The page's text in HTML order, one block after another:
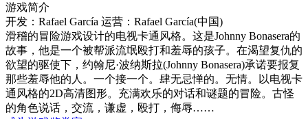
游戏简介
开发：Rafael García 运营：Rafael García(中国)
滑稽的冒险游戏设计的电视卡通风格。这是Johnny Bonasera的
故事，他是一个被帮派流氓殴打和羞辱的孩子。在渴望复仇的
欲望的驱使下，约翰尼·波纳斯拉(Johnny Bonasera)承诺要报复
那些羞辱他的人。一个接一个。肆无忌惮的。无情。以电视卡
通风格的2D高清图形。充满欢乐的对话和谜题的冒险。古怪
的角色说话，交流，谦虚，殴打，侮辱……